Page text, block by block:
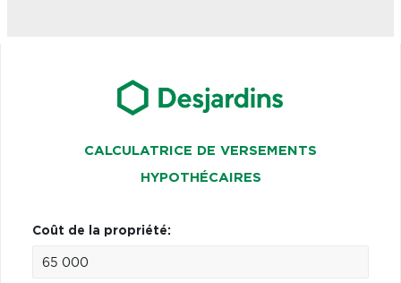
CALCULATRICE DE VERSEMENTS
HYPOTHÉCAIRES
Coût de la propriété: